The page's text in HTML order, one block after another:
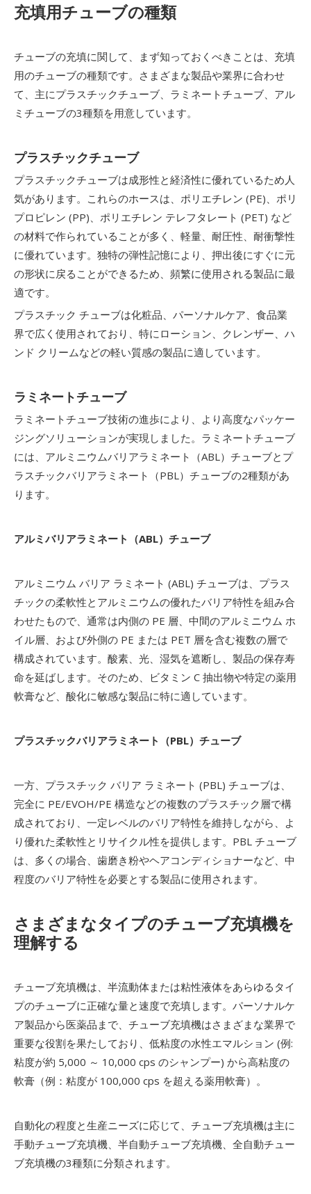
充填用チューブの種類
チューブの充填に関して、まず知っておくべきことは、充填
用のチューブの種類です。さまざまな製品や業界に合わせ
て、主にプラスチックチューブ、ラミネートチューブ、アル
ミチューブの3種類を用意しています。
プラスチックチューブ
プラスチックチューブは成形性と経済性に優れているため人
気があります。これらのホースは、ポリエチレン (PE)、ポリ
プロピレン (PP)、ポリエチレン テレフタレート (PET) など
の材料で作られていることが多く、軽量、耐圧性、耐衝撃性
に優れています。独特の弾性記憶により、押出後にすぐに元
の形状に戻ることができるため、頻繁に使用される製品に最
適です。
プラスチック チューブは化粧品、パーソナルケア、食品業
界で広く使用されており、特にローション、クレンザー、ハ
ンド クリームなどの軽い質感の製品に適しています。
ラミネートチューブ
ラミネートチューブ技術の進歩により、より高度なパッケー
ジングソリューションが実現しました。ラミネートチューブ
には、アルミニウムバリアラミネート（ABL）チューブとプ
ラスチックバリアラミネート（PBL）チューブの2種類があ
ります。
アルミバリアラミネート（ABL）チューブ
アルミニウム バリア ラミネート (ABL) チューブは、プラス
チックの柔軟性とアルミニウムの優れたバリア特性を組み合
わせたもので、通常は内側の PE 層、中間のアルミニウム ホ
イル層、および外側の PE または PET 層を含む複数の層で
構成されています。酸素、光、湿気を遮断し、製品の保存寿
命を延ばします。そのため、ビタミン C 抽出物や特定の薬用
軟膏など、酸化に敏感な製品に特に適しています。
プラスチックバリアラミネート（PBL）チューブ
一方、プラスチック バリア ラミネート (PBL) チューブは、
完全に PE/EVOH/PE 構造などの複数のプラスチック層で構
成されており、一定レベルのバリア特性を維持しながら、よ
り優れた柔軟性とリサイクル性を提供します。PBL チューブ
は、多くの場合、歯磨き粉やヘアコンディショナーなど、中
程度のバリア特性を必要とする製品に使用されます。
さまざまなタイプのチューブ充填機を
理解する
チューブ充填機は、半流動体または粘性液体をあらゆるタイ
プのチューブに正確な量と速度で充填します。パーソナルケ
ア製品から医薬品まで、チューブ充填機はさまざまな業界で
重要な役割を果たしており、低粘度の水性エマルション (例:
粘度が約 5,000 ～ 10,000 cps のシャンプー) から高粘度の
軟膏（例：粘度が 100,000 cps を超える薬用軟膏）。
自動化の程度と生産ニーズに応じて、チューブ充填機は主に
手動チューブ充填機、半自動チューブ充填機、全自動チュー
ブ充填機の3種類に分類されます。